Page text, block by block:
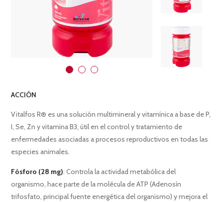
ACCIÓN
Vitalfos R® es una solución multimineral y vitamínica a base de P,
I, Se, Zn y vitamina B3, útil en el control y tratamiento de
enfermedades asociadas a procesos reproductivos en todas las
especies animales.
Fósforo (28 mg): Controla la actividad metabólica del
organismo, hace parte de la molécula de ATP (Adenosín
trifosfato, principal fuente energética del organismo) y mejora el